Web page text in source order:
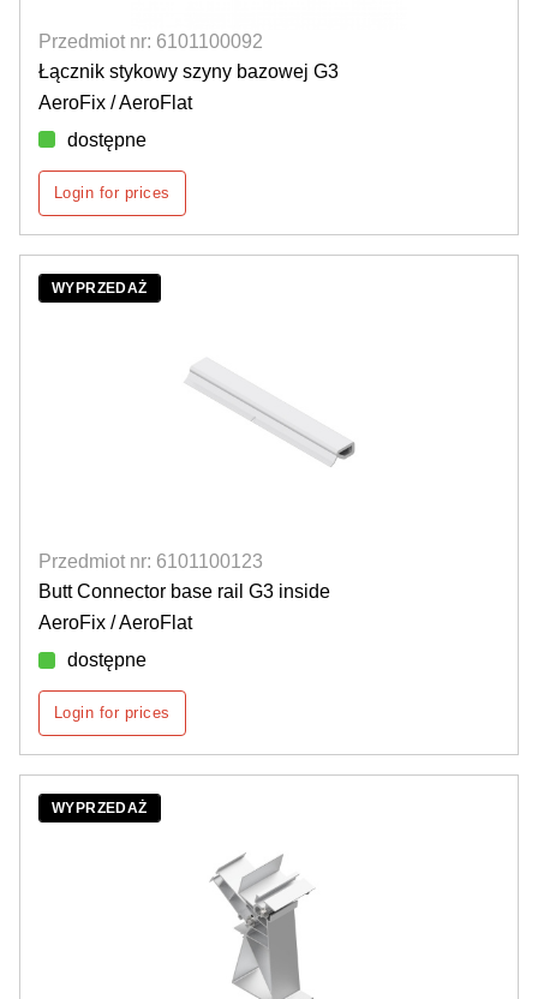
Przedmiot nr: 6101100092
Łącznik stykowy szyny bazowej G3
AeroFix / AeroFlat
dostępne
Login for prices
WYPRZEDAŻ
Przedmiot nr: 6101100123
Butt Connector base rail G3 inside
AeroFix / AeroFlat
dostępne
Login for prices
WYPRZEDAŻ